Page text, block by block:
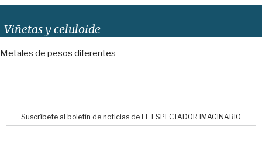
Viñetas y celuloide
Metales de pesos diferentes
Suscríbete al boletín de noticias de EL ESPECTADOR IMAGINARIO